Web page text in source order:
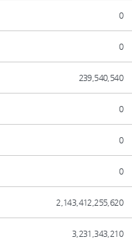
0
0
239,540,540
0
0
0
2,143,412,255,620
3,231,343,210